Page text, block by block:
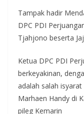
Tampak hadir
DPC PDI
Tjahjono beserta
Ketua DPC PDI
berkeyakinan,
adalah salah
Marhaen Handy di
pileg Kemarin